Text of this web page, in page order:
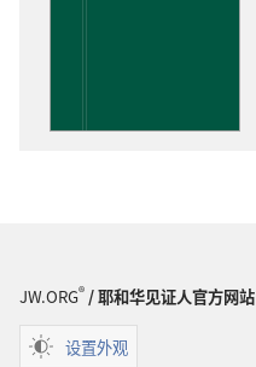
JW.ORG®/ 耶和华见证人官方网站
设置外观